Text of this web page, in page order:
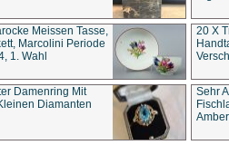
Meissen Tasse,
Marcolini Periode
1. Wahl
20 X
Damenring Mit
Diamanten
Sehr